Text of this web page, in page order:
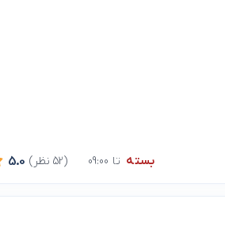
بسته تا 09:00 5.0 (52 نظر)